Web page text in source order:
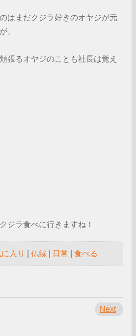
はまだクジラ好きのオヤジが元
、
張るオヤジのことも社長は覚え
ジラ食べに行きますね！
入り |仏縁 日常 |食べる
Next